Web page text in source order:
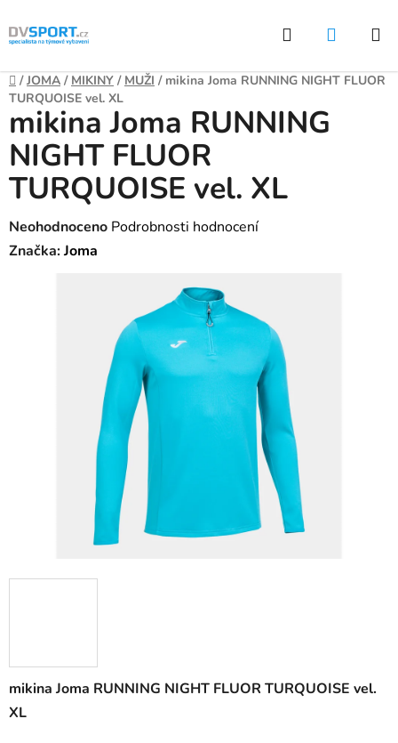
Přejít
na
Hledat
Domů
/ JOMA / MIKINY / MUŽI / mikina Joma RUNNING NIGHT FLUOR
TURQUOISE vel. XL
mikina Joma RUNNING NIGHT FLUOR TURQUOISE vel.
XL
mikina Joma RUNNING
NIGHT FLUOR
TURQUOISE vel. XL
Průměrné
hodnocení
Neohodnoceno Podrobnosti hodnocení
Značka:Joma